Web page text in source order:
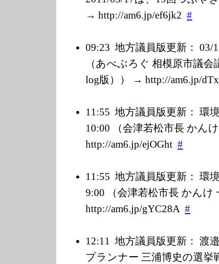
→ http://am6.jp/ef6jk2 #
09:23 地方議員版更新：
（あべぶろぐ 相模原市議
log版）） → http://am6.jp/d
11:55 地方議員版更新： 環
10:00 （会津若松市長 かん
http://am6.jp/ejOGht #
11:55 地方議員版更新： 環
9:00 （会津若松市長 かん
http://am6.jp/gYC28A #
12:11 地方議員版更新： 渡
プランナー 三浦博史の選挙